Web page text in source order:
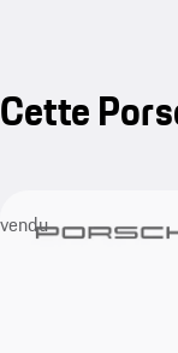
Cette
vendu